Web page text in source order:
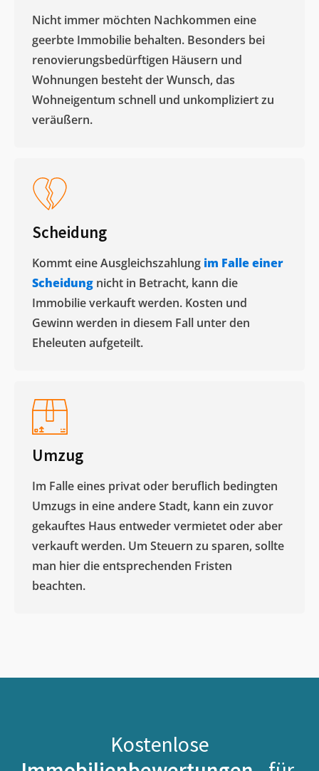
Nicht immer möchten Nachkommen eine
geerbte Immobilie behalten. Besonders bei
renovierungsbedürftigen Häusern und
Wohnungen besteht der Wunsch, das
Wohneigentum schnell und unkompliziert zu
veräußern. ​
Scheidung
Kommt eine Ausgleichszahlung im Falle einer
Scheidung nicht in Betracht, kann die
Immobilie verkauft werden. Kosten und
Gewinn werden in diesem Fall unter den
Eheleuten aufgeteilt.​
Umzug
Im Falle eines privat oder beruflich bedingten
Umzugs in eine andere Stadt, kann ein zuvor
gekauftes Haus entweder vermietet oder aber
verkauft werden. Um Steuern zu sparen, sollte
man hier die entsprechenden Fristen
beachten.
Kostenlose